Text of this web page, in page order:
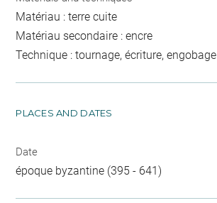
Matériau : terre cuite
Matériau secondaire : encre
Technique : tournage, écriture, engobage
PLACES AND DATES
Date
époque byzantine (395 - 641)